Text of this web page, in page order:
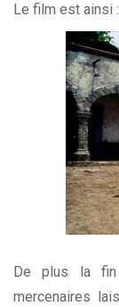
Le film est ainsi
De plus la fin
mercenaires